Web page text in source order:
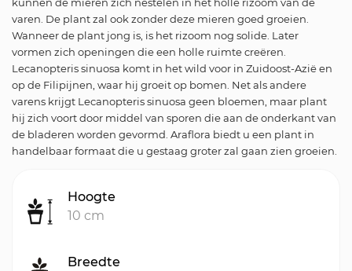
kunnen de mieren zich nestelen in het holle rizoom van de
varen. De plant zal ook zonder deze mieren goed groeien.
Wanneer de plant jong is, is het rizoom nog solide. Later
vormen zich openingen die een holle ruimte creëren.
Lecanopteris sinuosa komt in het wild voor in Zuidoost-Azië en
op de Filipijnen, waar hij groeit op bomen. Net als andere
varens krijgt Lecanopteris sinuosa geen bloemen, maar plant
hij zich voort door middel van sporen die aan de onderkant van
de bladeren worden gevormd. Araflora biedt u een plant in
handelbaar formaat die u gestaag groter zal gaan zien groeien.
Hoogte
10 cm
Breedte